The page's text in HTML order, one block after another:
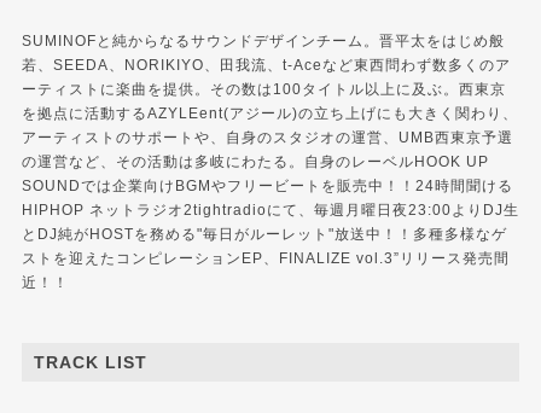
SUMINOFと純からなるサウンドデザインチーム。晋平太をはじめ般
若、SEEDA、NORIKIYO、田我流、t-Aceなど東西問わず数多くのア
ーティストに楽曲を提供。その数は100タイトル以上に及ぶ。西東京
を拠点に活動するAZYLEent(アジール)の立ち上げにも大きく関わり、
アーティストのサポートや、自身のスタジオの運営、UMB西東京予選
の運営など、その活動は多岐にわたる。自身のレーベルHOOK UP
SOUNDでは企業向けBGMやフリービートを販売中！！24時間聞ける
HIPHOP ネットラジオ2tightradioにて、毎週月曜日夜23:00よりDJ生
とDJ純がHOSTを務める"毎日がルーレット"放送中！！多種多様なゲ
ストを迎えたコンピレーションEP、FINALIZE vol.3”リリース発売間
近！！
TRACK LIST